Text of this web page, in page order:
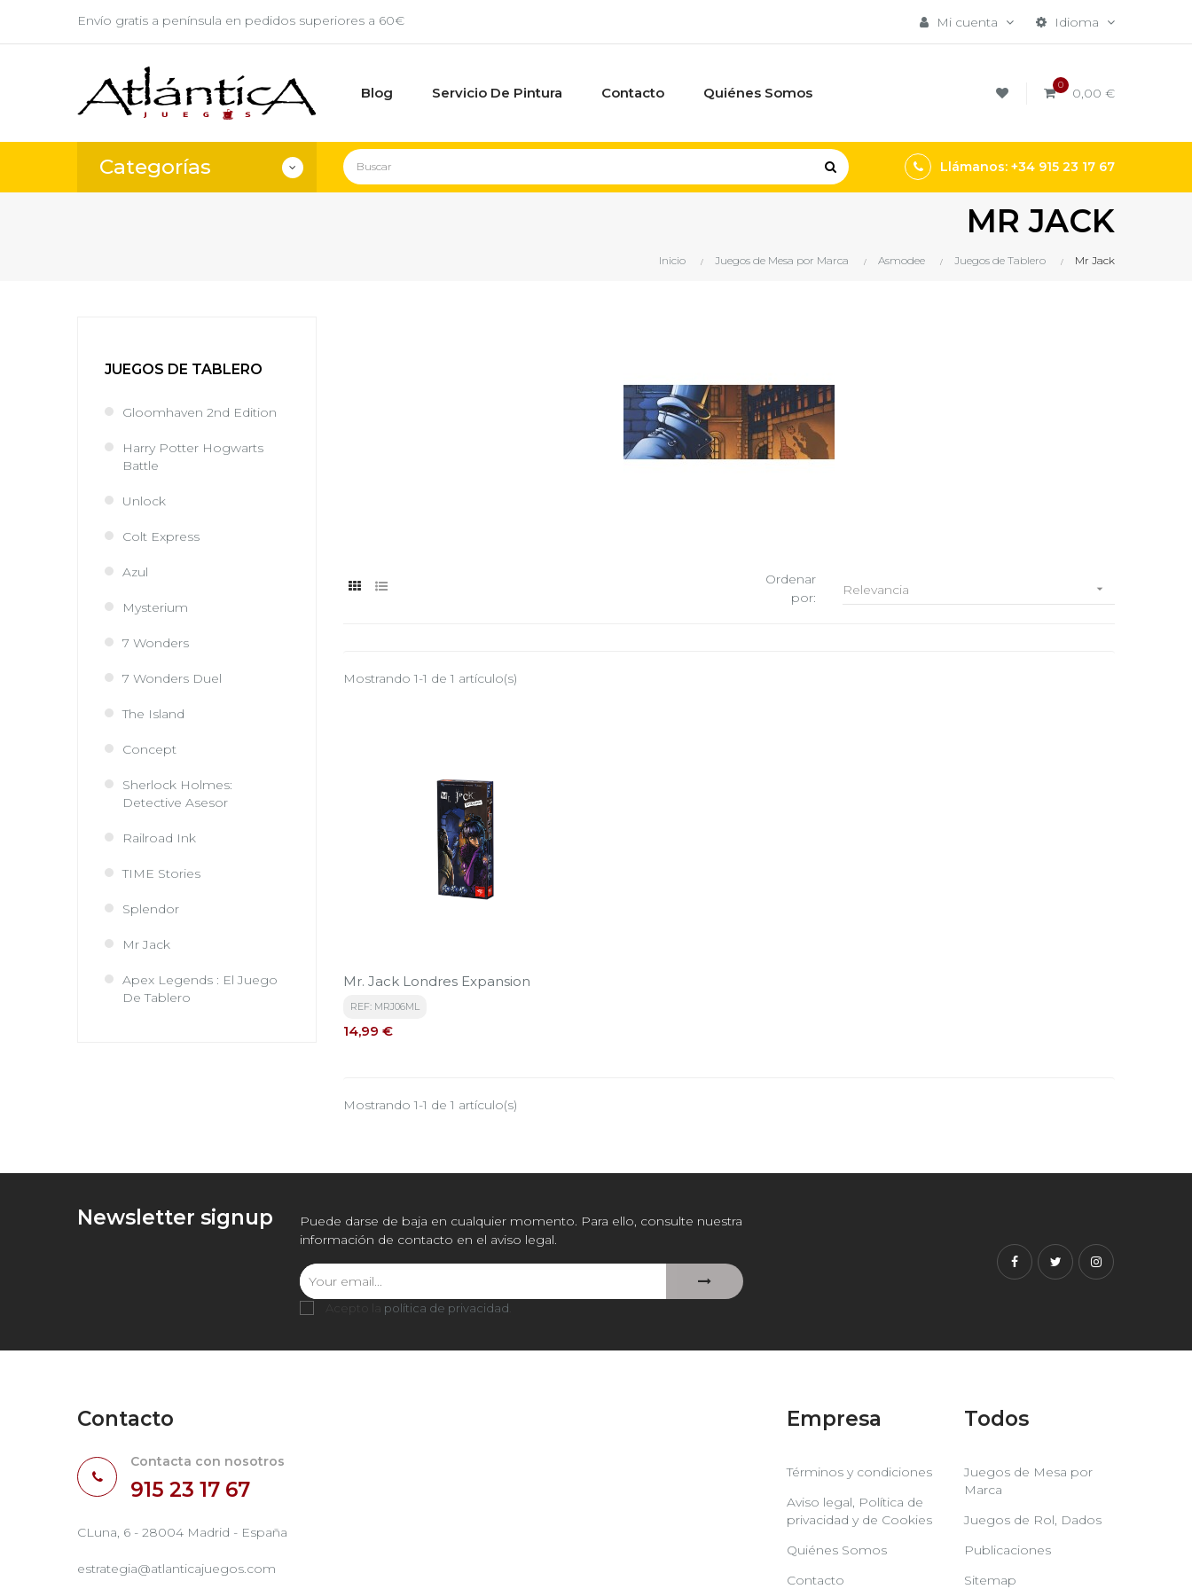
Envío gratis a península en pedidos superiores a 60€ Idioma
Mi cuenta
Blog Servicio De Pintura Contacto Quiénes Somos 0 0,00 €
Categorías Llámanos: +34 915 23 17 67
MR JACK
Inicio Juegos de Mesa por Marca Asmodee Juegos de Tablero Mr Jack
JUEGOS DE TABLERO
Gloomhaven 2nd Edition
Harry Potter Hogwarts
Battle
Unlock
Colt Express
Azul
Mysterium
7 Wonders
7 Wonders Duel
The Island
Concept
Sherlock Holmes:
Detective Asesor
Railroad Ink
TIME Stories
Splendor
Mr Jack
Apex Legends : El Juego
De Tablero
Ordenar
por:
Relevancia 
Mostrando 1-1 de 1 artículo(s)
Mr. Jack Londres Expansion
REF: MRJ06ML
Precio
14,99 €
Mostrando 1-1 de 1 artículo(s)
Newsletter signup
Puede darse de baja en cualquier momento. Para ello, consulte nuestra
información de contacto en el aviso legal.
Acepto la política de privacidad
Facebook
TwitterInstagram
Contacto
Contacta con nosotros
915 23 17 67
CLuna, 6 - 28004 Madrid - España
estrategia@atlanticajuegos.com
Empresa
Términos y condiciones
Aviso legal, Política de
privacidad y de Cookies
Quiénes Somos
Contacto
Todos
Juegos de Mesa por
Marca
Juegos de Rol, Dados
Publicaciones
Sitemap